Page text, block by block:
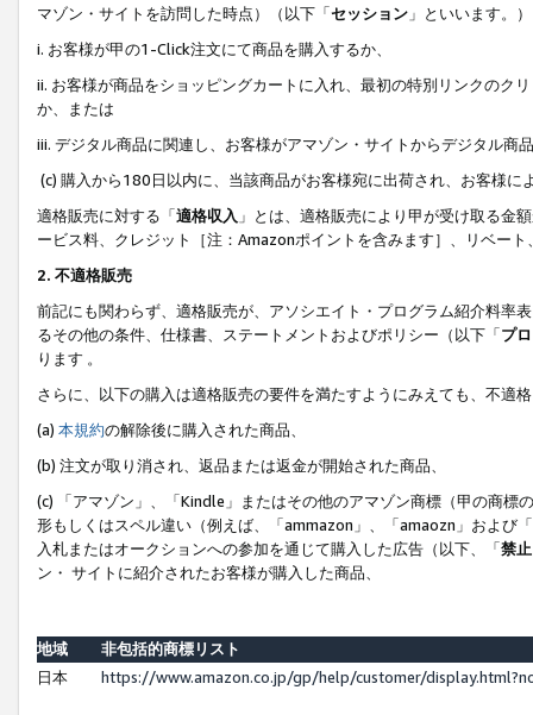
マゾン・サイトを訪問した時点）（以下「セッション 」といいます。
i. お客様が甲の1-Click注文にて商品を購入するか、
ii. お客様が商品をショッピングカートに入れ、最初の特別リンクのク
か、または
iii. デジタル商品に関連し、お客様がアマゾン・サイトからデジタル
(c) 購入から180日以内に、当該商品がお客様宛に出荷され、お客様
適格販売に対する「適格収入 」とは、適格販売により甲が受け取る金
ービス料、クレジット［注：Amazonポイントを含みます］、リベー
2. 不適格販売
前記にも関わらず、適格販売が、アソシエイト・プログラム紹介料率
るその他の条件、仕様書、ステートメントおよびポリシー（以下「プ
ります 。
さらに、以下の購入は適格販売の要件を満たすようにみえても、不適
(a) 本規約の解除後に購入された商品、
(b) 注文が取り消され、返品または返金が開始された商品、
(c) 「アマゾン」、「Kindle」またはその他のアマゾン商標（甲の商
形もしくはスペル違い（例えば、「ammazon」、「amaozn」および
入札またはオークションへの参加を通じて購入した広告（以下、「禁
ン・ サイトに紹介されたお客様が購入した商品、
地域
非包括的商標リスト
日本
https://www.amazon.co.jp/gp/help/customer/